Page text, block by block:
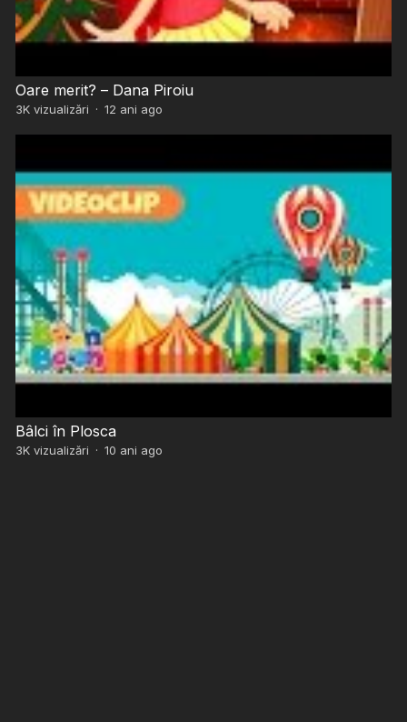
Oare merit? – Dana Piroiu
3Kvizualizări · 12 ani ago
Bâlci în Plosca
3Kvizualizări · 10 ani ago